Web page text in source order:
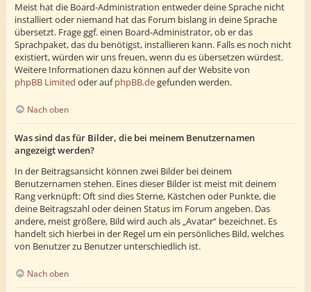
Meist hat die Board-Administration entweder deine Sprache nicht
installiert oder niemand hat das Forum bislang in deine Sprache
übersetzt. Frage ggf. einen Board-Administrator, ob er das
Sprachpaket, das du benötigst, installieren kann. Falls es noch nicht
existiert, würden wir uns freuen, wenn du es übersetzen würdest.
Weitere Informationen dazu können auf der Website von
phpBB Limited oder aufphpBB.degefunden werden.
Nach oben
Was sind das für Bilder, die bei meinem Benutzernamen
angezeigt werden?
In der Beitragsansicht können zwei Bilder bei deinem
Benutzernamen stehen. Eines dieser Bilder ist meist mit deinem
Rang verknüpft: Oft sind dies Sterne, Kästchen oder Punkte, die
deine Beitragszahl oder deinen Status im Forum angeben. Das
andere, meist größere, Bild wird auch als „Avatar“ bezeichnet. Es
handelt sich hierbei in der Regel um ein persönliches Bild, welches
von Benutzer zu Benutzer unterschiedlich ist.
Nach oben